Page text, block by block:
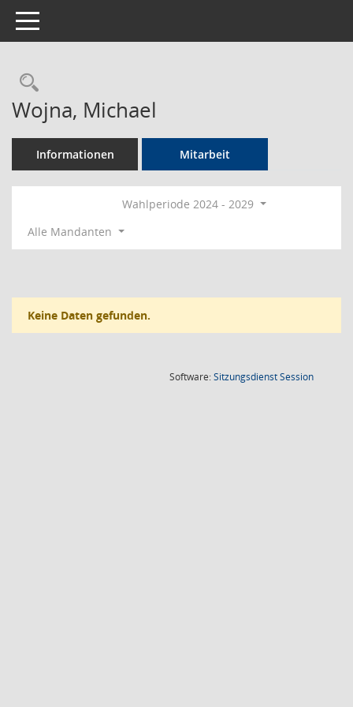
Toggle navigation
Rechercheauswahl
Wojna, Michael
Informationen Mitarbeit
Wahlperiode 2024 - 2029
Alle Mandanten
Keine Daten gefunden.
Software:SitzungsdienstSession(Wird in